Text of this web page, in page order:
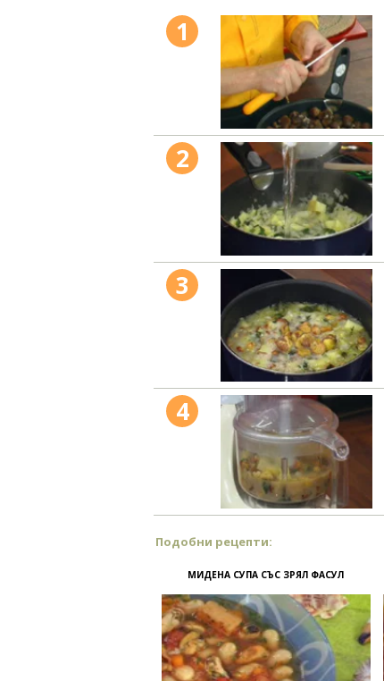
1
2
3
4
Подобни рецепти:
МИДЕНА СУПА СЪС ЗРЯЛ ФАСУЛ